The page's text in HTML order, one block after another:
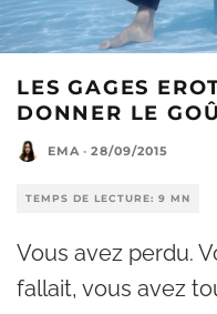
LES GAGES
DONNER LE
EMA · 28/09/2015
TEMPS DE LECTURE: 9 MN
Vous avez perdu.
fallait, vous avez